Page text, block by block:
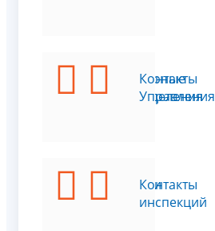
Структурные
подразделения
Функции
Контакты
Управления
Контакты
инспекций